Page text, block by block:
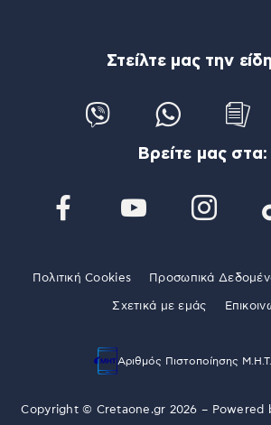
Στείλτε μας την
Βρείτε μας στα:
Πολιτική Cookies Προσωπικά
Σχετικά με εμάς
Αριθμός Πιστοποίησης
Copyright © Cretaone.gr 2026 – Powered